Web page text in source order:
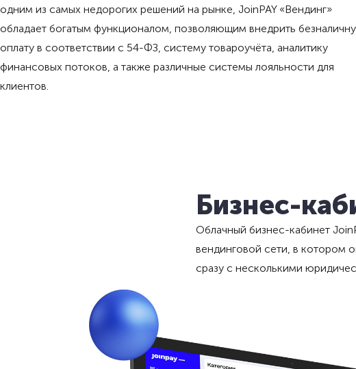
одним из самых недорогих решений на рынке, JoinPAY «Вендинг»
обладает богатым функционалом, позволяющим внедрить
оплату в соответствии с 54-ФЗ, систему товароучёта, аналитику
финансовых потоков, а также различные системы лояльности для
клиентов.
Бизнес-
Облачный бизнес-кабинет
вендинговой сети, в котором
сразу с несколькими